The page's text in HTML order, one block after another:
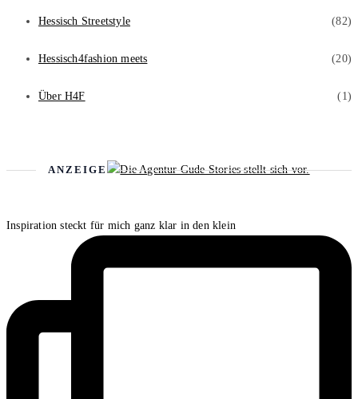
Hessisch Streetstyle (82)
Hessisch4fashion meets (20)
Über H4F (1)
ANZEIGE
Inspiration steckt für mich ganz klar in den klein